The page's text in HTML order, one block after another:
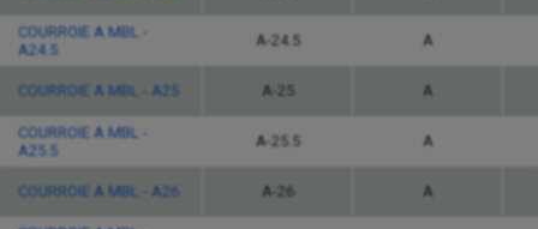
COURROIE A MBL -
A24.5
A-24.5 A
COURROIE A MBL - A25 A-25 A
COURROIE A MBL -
A25.5
A-25.5 A
COURROIE A MBL - A26 A-26 A